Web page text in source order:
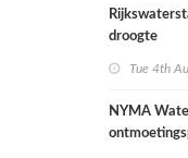
droogte
Tue 4th
NYMA